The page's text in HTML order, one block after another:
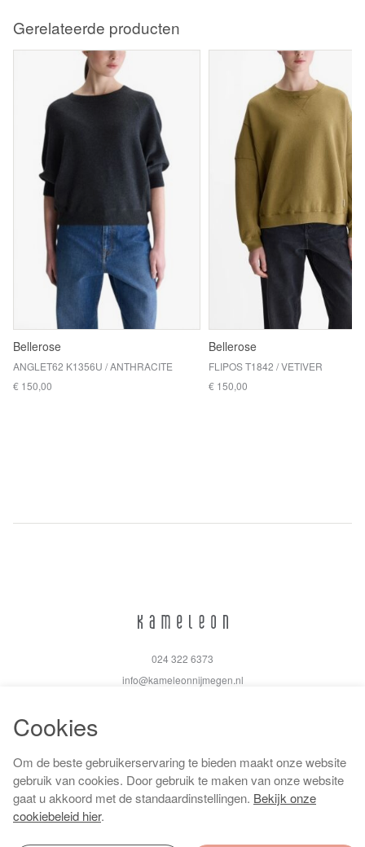
Gerelateerde producten
Bellerose
ANGLET62 K1356U / ANTHRACITE
€ 150,00
Bellerose
FLIPOS T1842 / VETIVER
€ 150,00
024 322 6373
info@kameleonnijmegen.nl
Algemene voorwaarden
Privacy policy
Cookiebeleid
Cookies
Om de beste gebruikerservaring te bieden maakt onze website
gebruik van cookies. Door gebruik te maken van onze website
gaat u akkoord met de standaardinstellingen. Bekijk onze
cookiebeleid hier.